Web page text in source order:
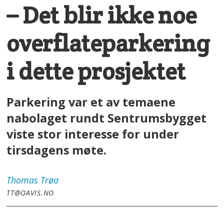
– Det blir ikke noe
overflateparkering
i dette prosjektet
Parkering var et av temaene
nabolaget rundt Sentrumsbygget
viste stor interesse for under
tirsdagens møte.
Thomas Trøa
TT@OAVIS.NO